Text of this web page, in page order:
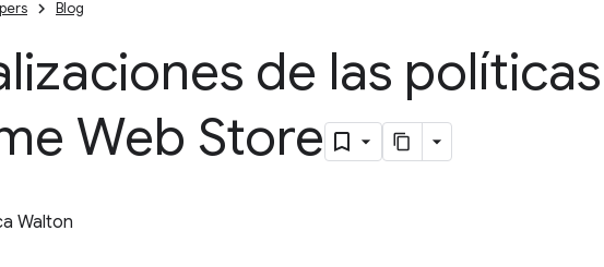
Blog
de las
Web Store
Walton